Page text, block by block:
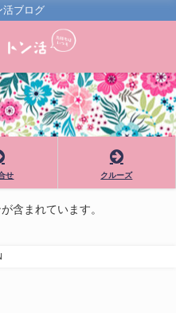
活ブログ
せ クルーズ
含まれています。